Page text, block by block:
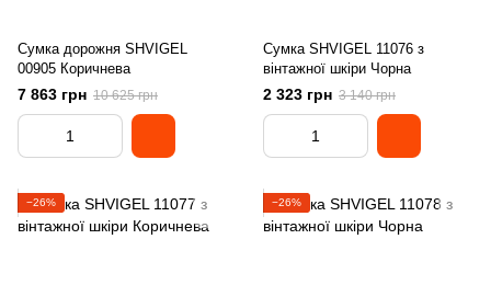
Сумка дорожня SHVIGEL
00905 Коричнева
7 863 грн 10 625 грн
Сумка SHVIGEL 11076 з
вінтажної шкіри Чорна
2 323 грн 3 140 грн
−26% −26%